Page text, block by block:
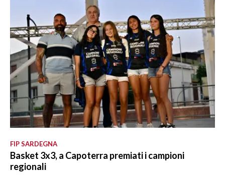
FIP SARDEGNA
Basket 3x3, a Capoterra premiati i campioni
regionali